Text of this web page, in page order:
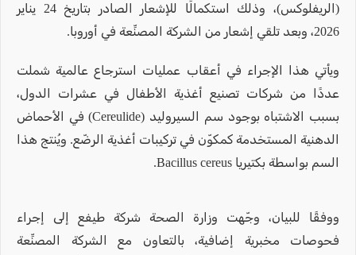
(الريفلوكس)، وذلك استكمالًا للإشعار الصادر بتاريخ 24 يناير
2026، وبعد تلقي إشعار من الشركة المصنِّعة في أوروبا.
ويأتي هذا الإجراء في أعقاب عمليات استرجاع عالمية شملت
عددًا من شركات تصنيع أغذية الأطفال في عشرات الدول،
بسبب الاشتباه بوجود سم السيروليد (Cereulide) في الأحماض
الدهنية المستخدمة كمكوّن في تركيبات أغذية الرضّع. ويُنتج هذا
السم بواسطة بكتيريا Bacillus cereus.
ووفقًا للبيان، وجّهت وزارة الصحة شركة طيفع إلى إجراء
فحوصات مخبرية إضافية، بالتعاون مع الشركة المصنِّعة